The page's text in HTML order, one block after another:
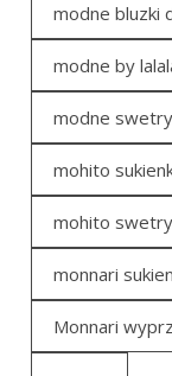
modne bluzki
modne by
modne
mohito
mohito swetry
monnari
Monnari